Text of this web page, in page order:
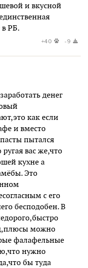
и вкусной
в РБ.
+40 -9
денег
как если
и вместо
пытался
вас же,что
кухне а
Это
с его
бесподобен. В
можно
фалафельные
нужно
бы туда